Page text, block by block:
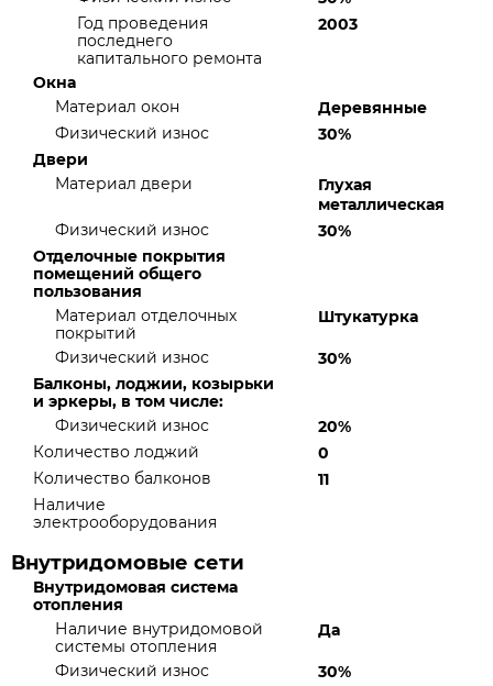
Год проведения
последнего
капитального ремонта
2003
Окна
Материал окон
Деревянные
Физический износ
30%
Двери
Материал двери
Глухая
металлическая
Физический износ
30%
Отделочные покрытия
помещений общего
пользования
Материал отделочных
покрытий
Штукатурка
Физический износ
30%
Балконы, лоджии, козырьки
и эркеры, в том числе:
Физический износ
20%
Количество лоджий
0
Количество балконов
11
Наличие
электрооборудования
Внутридомовые сети
Внутридомовая система
отопления
Наличие внутридомовой
системы отопления
Да
Физический износ
30%